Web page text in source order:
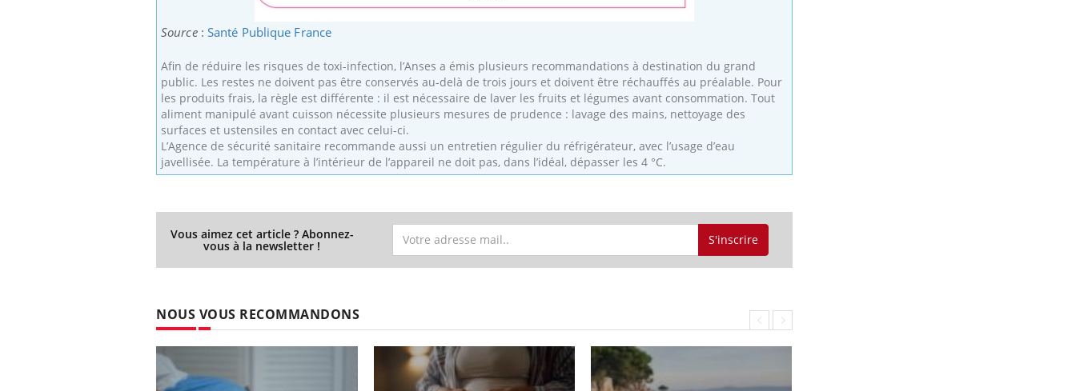
Source: Santé Publique France
Afin de réduire les risques de toxi-infection, l’Anses a émis plusieurs recommandations à destination du grand
public. Les restes ne doivent pas être conservés au-delà de trois jours et doivent être réchauffés au préalable. Pour
les produits frais, la règle est différente : il est nécessaire de laver les fruits et légumes avant consommation. Tout
aliment manipulé avant cuisson nécessite plusieurs mesures de prudence : lavage des mains, nettoyage des
surfaces et ustensiles en contact avec celui-ci.
L’Agence de sécurité sanitaire recommande aussi un entretien régulier du réfrigérateur, avec l’usage d’eau
javellisée. La température à l’intérieur de l’appareil ne doit pas, dans l’idéal, dépasser les 4 °C.
Vous aimez cet article ? Abonnez-
vous à la newsletter ! S'inscrire
NOUS VOUS RECOMMANDONS